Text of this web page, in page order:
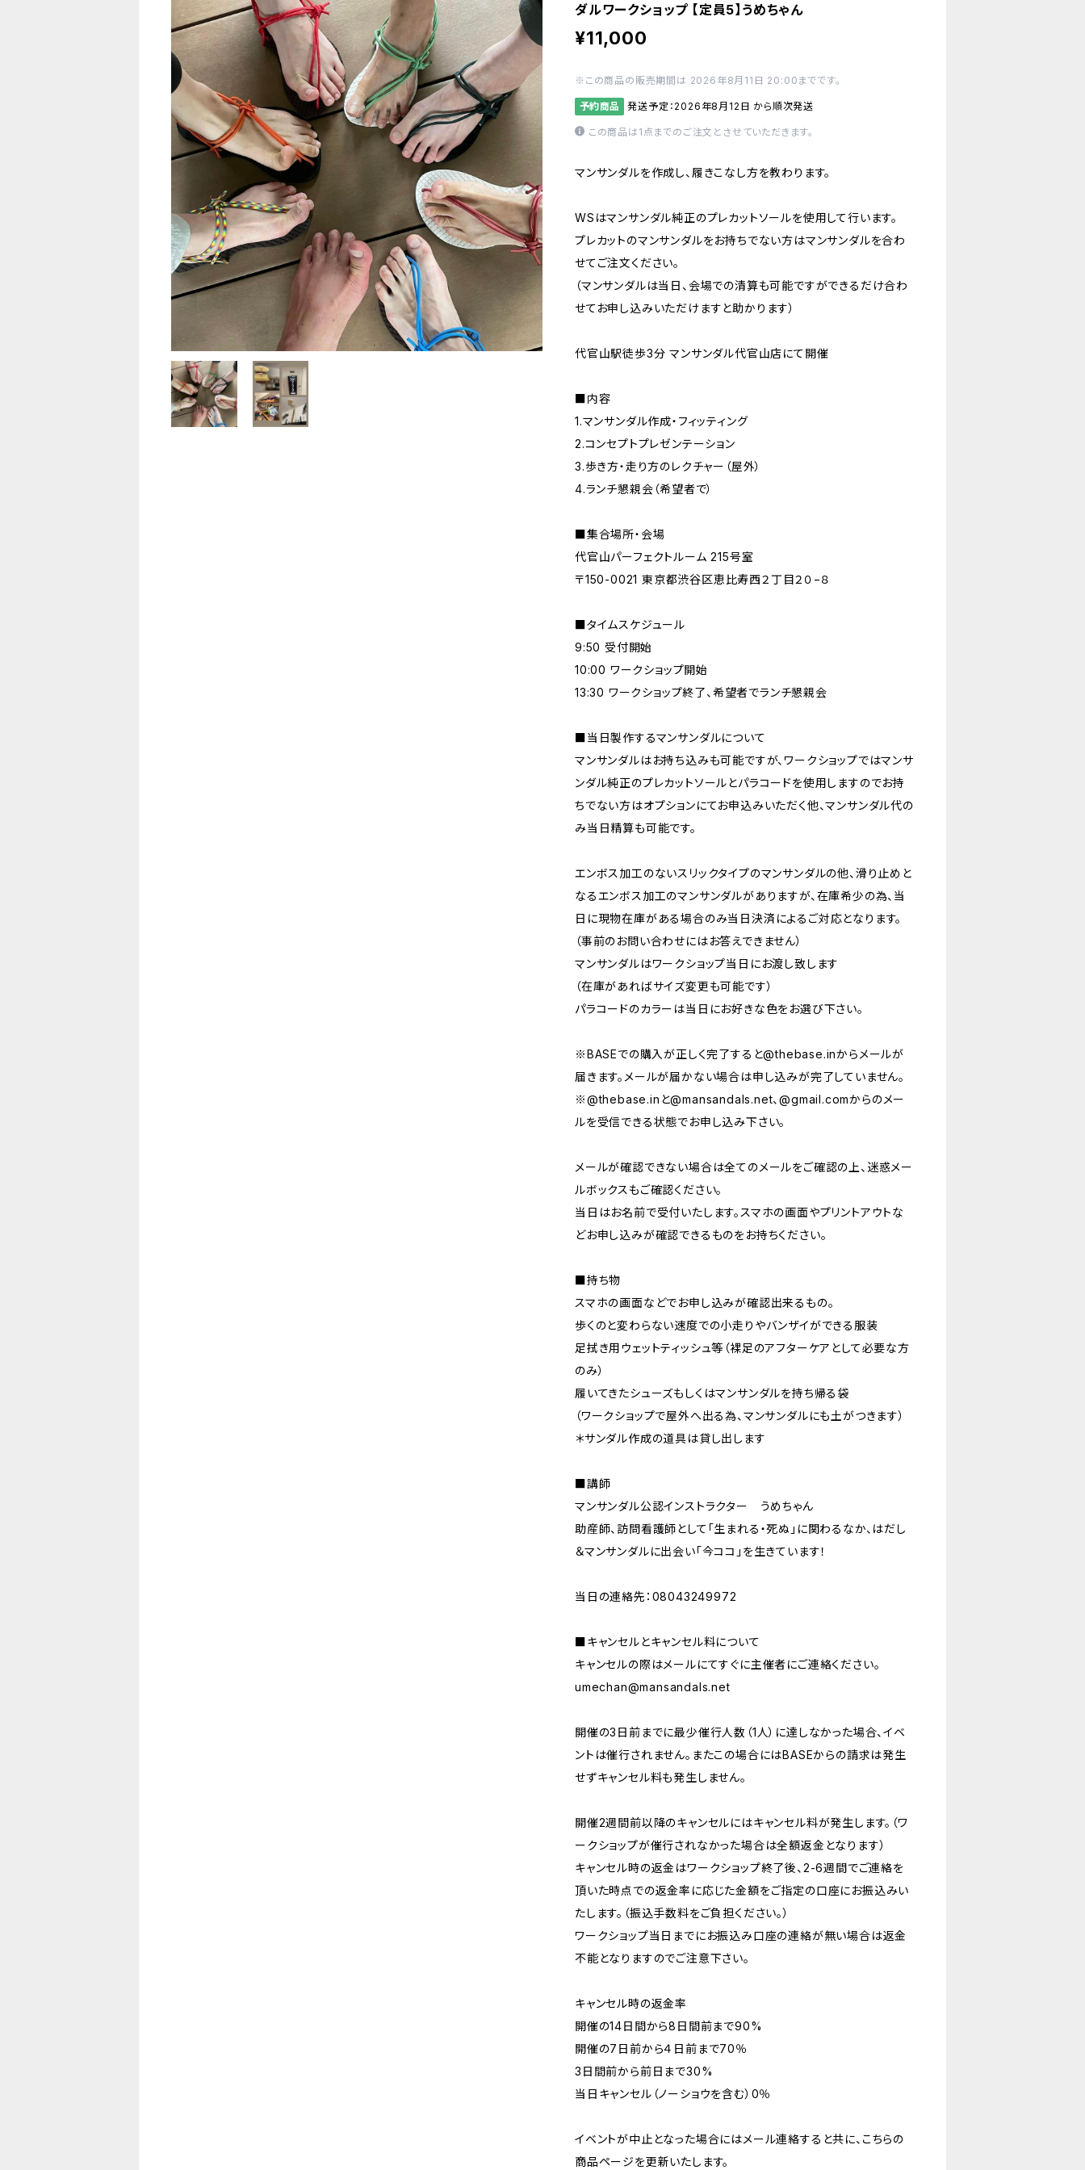
ダルワークショップ 【定員5】うめちゃん
¥11,000
※この商品の販売期間は 2026年8月11日 20:00までです。
予約商品 発送予定：2026年8月12日 から順次発送
この商品は1点までのご注文とさせていただきます。
マンサンダルを作成し、履きこなし方を教わります。
WSはマンサンダル純正のプレカットソールを使用して行います。
プレカットのマンサンダルをお持ちでない方はマンサンダルを合わ
せてご注文ください。
（マンサンダルは当日、会場での清算も可能ですができるだけ合わ
せてお申し込みいただけますと助かります）
代官山駅徒歩3分 マンサンダル代官山店にて開催
■内容
1.マンサンダル作成・フィッティング
2.コンセプトプレゼンテーション
3.歩き方・走り方のレクチャー（屋外）
4.ランチ懇親会（希望者で）
■集合場所・会場
代官山パーフェクトルーム 215号室
〒150-0021 東京都渋谷区恵比寿西２丁目２０−８
■タイムスケジュール
9:50 受付開始
10:00 ワークショップ開始
13:30 ワークショップ終了、希望者でランチ懇親会
■当日製作するマンサンダルについて
マンサンダルはお持ち込みも可能ですが、ワークショップではマンサ
ンダル純正のプレカットソールとパラコードを使用しますのでお持
ちでない方はオプションにてお申込みいただく他、マンサンダル代の
み当日精算も可能です。
エンボス加工のないスリックタイプのマンサンダルの他、滑り止めと
なるエンボス加工のマンサンダルがありますが、在庫希少の為、当
日に現物在庫がある場合のみ当日決済によるご対応となります。
（事前のお問い合わせにはお答えできません）
マンサンダルはワークショップ当日にお渡し致します
（在庫があればサイズ変更も可能です）
パラコードのカラーは当日にお好きな色をお選び下さい。
※BASEでの購入が正しく完了すると@thebase.inからメールが
届きます。メールが届かない場合は申し込みが完了していません。
※@thebase.inと@mansandals.net、@gmail.comからのメー
ルを受信できる状態でお申し込み下さい。
メールが確認できない場合は全てのメールをご確認の上、迷惑メー
ルボックスもご確認ください。
当日はお名前で受付いたします。スマホの画面やプリントアウトな
どお申し込みが確認できるものをお持ちください。
■持ち物
スマホの画面などでお申し込みが確認出来るもの。
歩くのと変わらない速度での小走りやバンザイができる服装
足拭き用ウェットティッシュ等（裸足のアフターケアとして必要な方
のみ）
履いてきたシューズもしくはマンサンダルを持ち帰る袋
（ワークショップで屋外へ出る為、マンサンダルにも土がつきます）
＊サンダル作成の道具は貸し出します
■講師
マンサンダル公認インストラクター うめちゃん
助産師、訪問看護師として「生まれる・死ぬ」に関わるなか、はだし
＆マンサンダルに出会い「今ココ」を生きています！
当日の連絡先：08043249972
■キャンセルとキャンセル料について
キャンセルの際はメールにてすぐに主催者にご連絡ください。
umechan@mansandals.net
開催の3日前までに最少催行人数（1人）に達しなかった場合、イベ
ントは催行されません。またこの場合にはBASEからの請求は発生
せずキャンセル料も発生しません。
開催2週間前以降のキャンセルにはキャンセル料が発生します。（ワ
ークショップが催行されなかった場合は全額返金となります）
キャンセル時の返金はワークショップ終了後、2-6週間でご連絡を
頂いた時点での返金率に応じた金額をご指定の口座にお振込みい
たします。（振込手数料をご負担ください。）
ワークショップ当日までにお振込み口座の連絡が無い場合は返金
不能となりますのでご注意下さい。
キャンセル時の返金率
開催の14日間から8日間前まで90%
開催の7日前から４日前まで70％
3日間前から前日まで30%
当日キャンセル（ノーショウを含む）0％
イベントが中止となった場合にはメール連絡すると共に、こちらの
商品ページを更新いたします。